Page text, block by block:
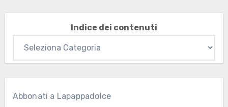
Indice dei contenuti
Abbonati a Lapappadolce